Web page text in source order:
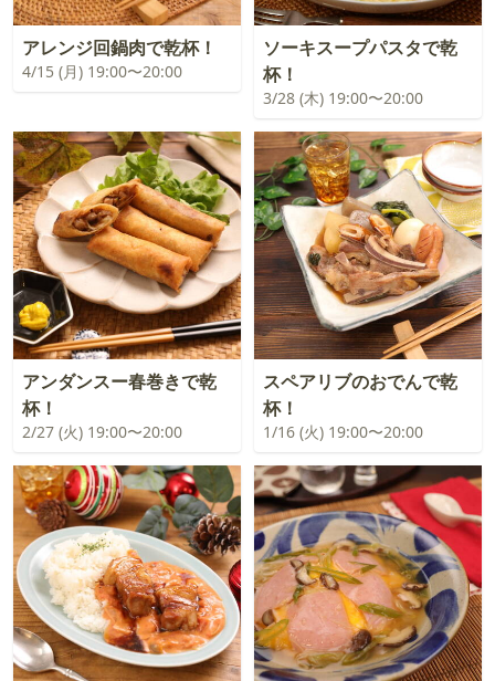
アレンジ回鍋肉で乾杯！
4/15 (月) 19:00〜20:00
ソーキスープパスタで乾
杯！
3/28 (木) 19:00〜20:00
アンダンスー春巻きで乾
杯！
2/27 (火) 19:00〜20:00
スペアリブのおでんで乾
杯！
1/16 (火) 19:00〜20:00